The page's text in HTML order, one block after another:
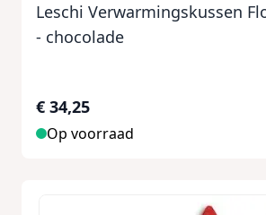
Leschi Verwarmingskussen
- chocolade
€ 34,25
Op voorraad